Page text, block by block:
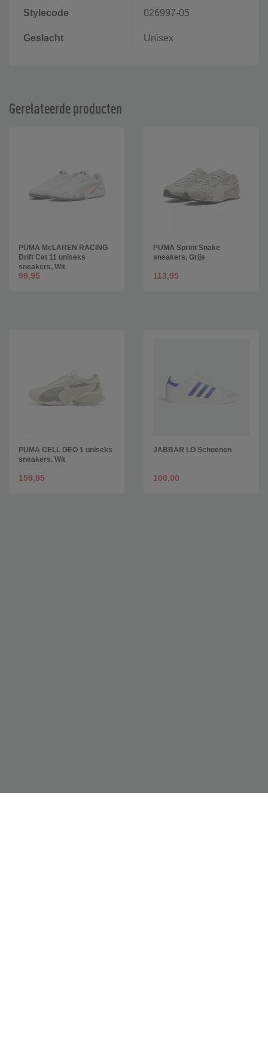
Stylecode 026997-05
Geslacht Unisex
Gerelateerde producten
PUMA McLAREN RACING
Drift Cat 11 uniseks
sneakers, Wit
99,95
PUMA Sprint Snake
sneakers, Grijs
113,95
PUMA CELL GEO 1 uniseks
sneakers, Wit
159,95
JABBAR LO Schoenen
100,00